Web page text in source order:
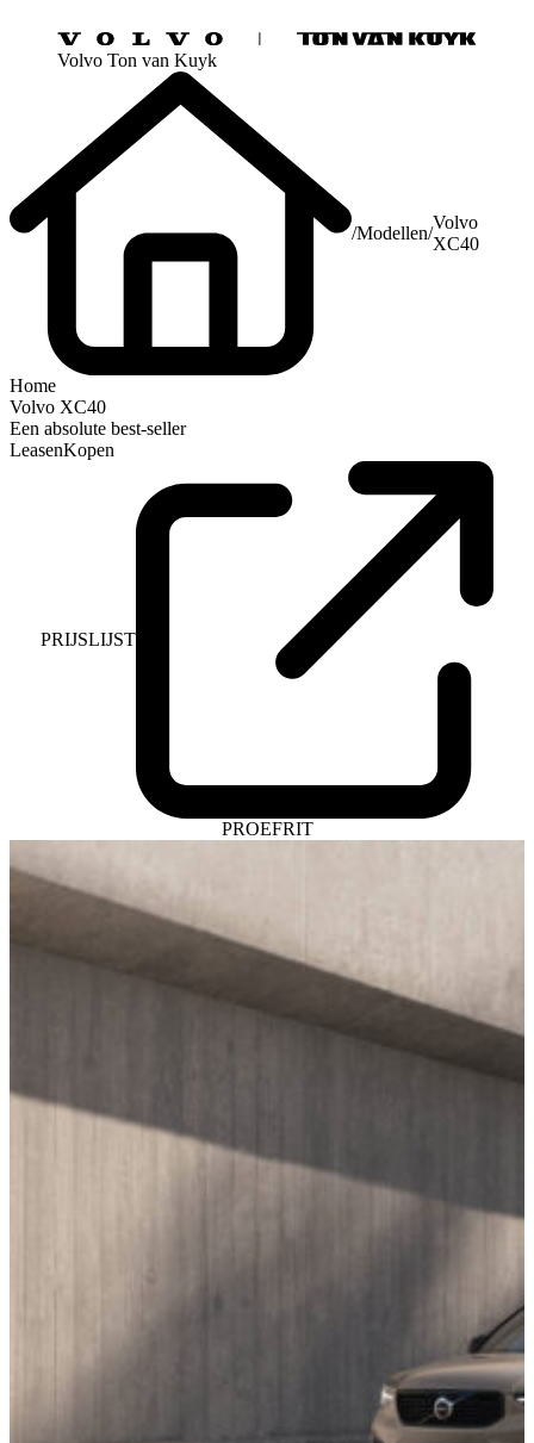
Volvo Ton van Kuyk
Home
/Modellen/
Volvo
XC40
Volvo XC40
Een absolute best-seller
LeasenKopen
PRIJSLIJST
PROEFRIT